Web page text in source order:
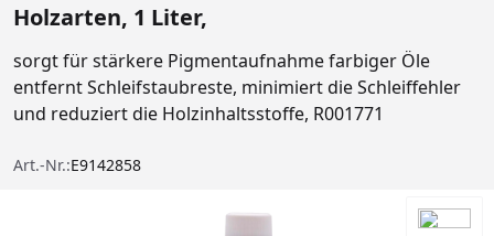
Holzarten, 1 Liter,
sorgt für stärkere Pigmentaufnahme farbiger Öle
entfernt Schleifstaubreste, minimiert die Schleiffehler
und reduziert die Holzinhaltsstoffe, R001771
Art.-Nr.:E9142858